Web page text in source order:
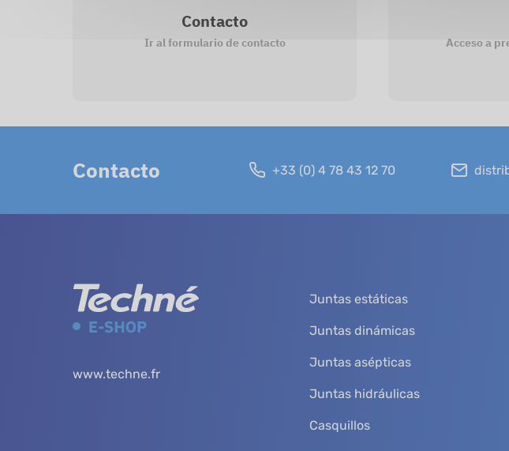
Contacto
Ir al formulario de contacto Acceso a
Contacto +33 (0) 4 78 43 12 70
www.techne.fr
Juntas estáticas
Juntas dinámicas
Juntas asépticas
Juntas hidráulicas
Casquillos